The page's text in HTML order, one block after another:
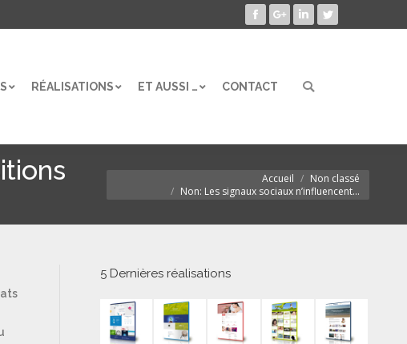
Facebook
Google+LinkedInTwitter
RÉALISATIONS ET AUSSI … CONTACT Search:
Accueil
Non classé
Non: Les signaux sociaux n’influencent…
5 Dernières réalisations